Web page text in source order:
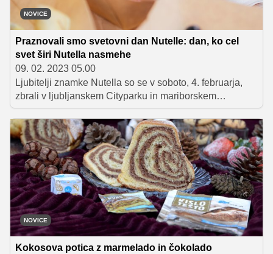
NOVICE
Praznovali smo svetovni dan Nutelle: dan, ko cel
svet širi Nutella nasmehe
09. 02. 2023 05.00
Ljubitelji znamke Nutella so se v soboto, 4. februarja,
zbrali v ljubljanskem Cityparku in mariborskem
Europarku, da bi proslavili svetovni dan Nutelle in delili
svojo ljubezen do tega lešnikovega namaza.
NOVICE
Kokosova potica z marmelado in čokolado